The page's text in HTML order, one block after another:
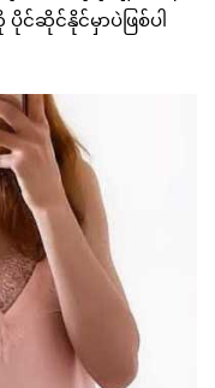
ဆိုင်နိုင်မှာပဲဖြစ်ပါ